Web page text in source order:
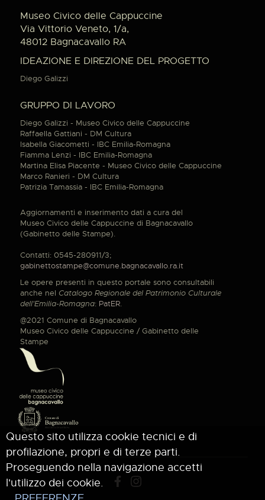
Museo Civico delle Cappuccine
Via Vittorio Veneto, 1/a,
48012 Bagnacavallo RA
IDEAZIONE E DIREZIONE DEL PROGETTO
Diego Galizzi
GRUPPO DI LAVORO
Diego Galizzi - Museo Civico delle Cappuccine
Raffaella Gattiani - DM Cultura
Isabella Giacometti - IBC Emilia-Romagna
Fiamma Lenzi - IBC Emilia-Romagna
Martina Elisa Piacente - Museo Civico delle Cappuccine
Marco Ranieri - DM Cultura
Patrizia Tamassia - IBC Emilia-Romagna
Aggiornamenti e inserimento dati a cura del
Museo Civico delle Cappuccine di Bagnacavallo
(Gabinetto delle Stampe).
Contatti: 0545-280911/3;
gabinettostampe@comune.bagnacavallo.ra.it
Le opere presenti in questo portale sono consultabili
anche nel Catalogo Regionale del Patrimonio Culturale
dell'Emilia-Romagna: PatER.
@2021 Comune di Bagnacavallo
Museo Civico delle Cappuccine / Gabinetto delle
Stampe
Questo sito utilizza cookie tecnici e di
profilazione, propri e di terze parti.
Proseguendo nella navigazione accetti
l'utilizzo dei cookie.